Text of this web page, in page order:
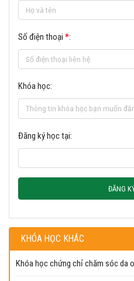
Số điện thoại *:
Khóa học:
Đăng ký học tại:
ĐĂNG
KHÓA HỌC KHÁC
Khóa học chứng chỉ chăm sóc da